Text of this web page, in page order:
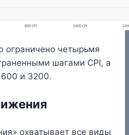
ограничено четырьмя
шагами CPI, а
и 3200.
охватывает все виды